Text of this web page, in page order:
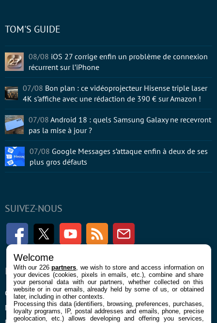
SUIVEZ-NOUS
FacebookTwitter Youtube RSS Newsletter
ENTREPRISE
Confidentialité et Cookies
Mentions légales et CGU
À PROPOS
Contact
TOM'S GUIDE
08/08 iOS 27 corrige enfin un problème de connexion
récurrent sur l’iPhone
07/08 Bon plan : ce vidéoprojecteur Hisense triple laser
4K s’affiche avec une rédaction de 390 € sur Amazon !
07/08 Android 18 : quels Samsung Galaxy ne recevront
pas la mise à jour ?
07/08 Google Messages s’attaque enfin à deux de ses
plus gros défauts
Welcome
With our 226partners , we wish to store and access information on
your devices (cookies, pixels in emails, etc.), combine and share
your personal data with our partners, whether collected on this
website or in our emails, already held by some of us, or obtained
later, including in other contexts.
Processing this data (identifiers, browsing, preferences, purchases,
loyalty programs, IP, postal addresses and emails, phone, precise
geolocation, etc.) allows developing and offering you services,